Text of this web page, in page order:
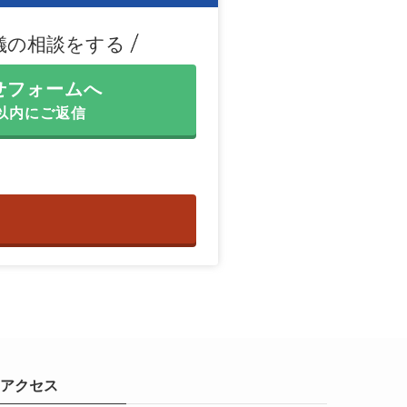
相談をする
フォームへ
内にご返信
アクセス